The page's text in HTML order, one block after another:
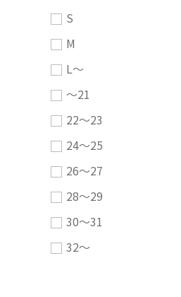
S
M
L～
～21
22～23
24～25
26～27
28～29
30～31
32～